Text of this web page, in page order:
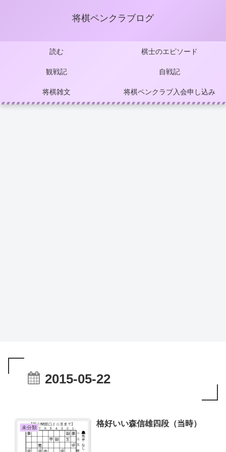
将棋ペンクラブログ
読む 棋士のエピソード
観戦記 自戦記
将棋雑文 将棋ペンクラブ入会申し込み
2015-05-22
未分類 格好いい森信雄四段（当時）